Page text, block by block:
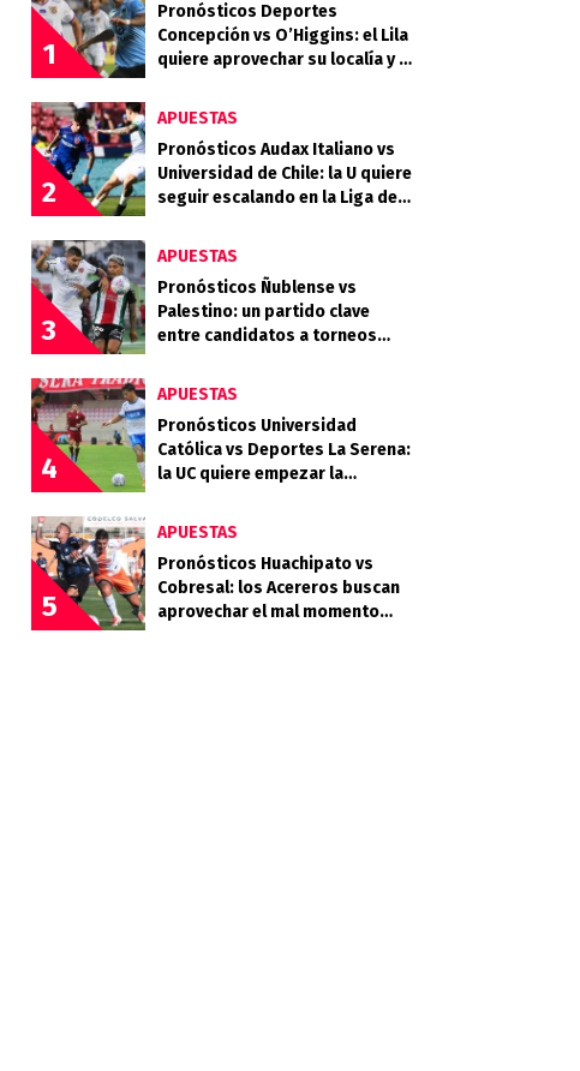
1
Pronósticos Deportes
Concepción vs O’Higgins: el Lila
quiere aprovechar su localía y el
2
APUESTAS
Pronósticos Audax Italiano vs
Universidad de Chile: la U quiere
seguir escalando en la Liga de
3
APUESTAS
Pronósticos Ñublense vs
Palestino: un partido clave
entre candidatos a torneos
4
APUESTAS
Pronósticos Universidad
Católica vs Deportes La Serena:
la UC quiere empezar la
5
APUESTAS
Pronósticos Huachipato vs
Cobresal: los Acereros buscan
aprovechar el mal momento